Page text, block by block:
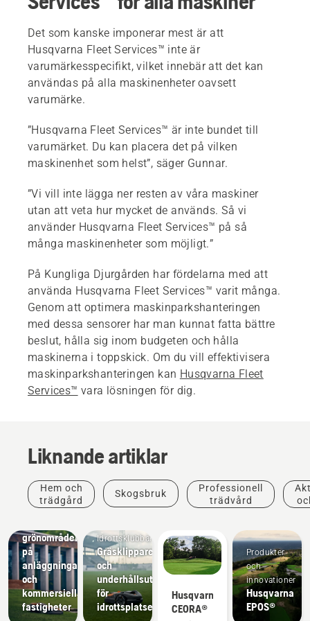
Det som kanske imponerar mest är att
Husqvarna Fleet Services™ inte är
varumärkesspecifikt, vilket innebär att det kan
användas på alla maskinenheter oavsett
varumärke.
”Husqvarna Fleet Services™ är inte bundet till
varumärket. Du kan placera det på vilken
maskinenhet som helst”, säger Gunnar.
”Vi vill inte lägga ner resten av våra maskiner
utan att veta hur mycket de används. Så vi
använder Husqvarna Fleet Services™ på så
många maskinenheter som möjligt.”
På Kungliga Djurgården har fördelarna med att
använda Husqvarna Fleet Services™ varit många.
Genom att optimera maskinparkshanteringen
med dessa sensorer har man kunnat fatta bättre
beslut, hålla sig inom budgeten och hålla
maskinerna i toppskick. Om du vill effektivisera
maskinparkshanteringen kan Husqvarna Fleet
Services™ vara lösningen för dig.
Liknande artiklar
Hem och
trädgård
Skogsbruk
Professionell
trädvård
Lösningar
Underhåll
grönområden
på
anläggningar
och
kommersiella
fastigheter
Upplev
Idrottsklubbar
Gräsklippare
och
underhållsutrustning
för
idrottsplatser
Husqvarna
CEORA®
Produkter
och
innovationer
Husqvarna
EPOS®